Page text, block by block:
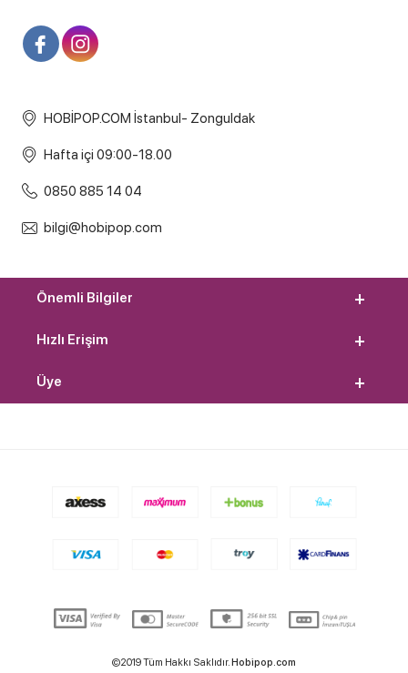
HOBİPOP.COM İstanbul- Zonguldak
Hafta içi 09:00-18.00
0850 885 14 04
bilgi@hobipop.com
Önemli Bilgiler
Hızlı Erişim
Üye
©2019 Tüm Hakkı Saklıdır. Hobipop.com